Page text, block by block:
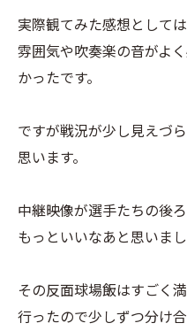
実際観てみた感想として
雰囲気や吹奏楽の音がよ
かったです。
ですが戦況が少し見えづ
思います。
中継映像が選手たちの後
もっといいなあと思いま
その反面球場飯はすごく
行ったので少しずつ分け